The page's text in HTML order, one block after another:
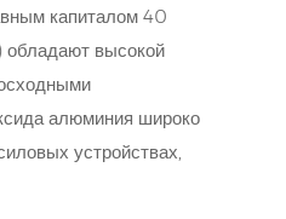
капиталом 40
высокой
алюминия широко
устройствах,